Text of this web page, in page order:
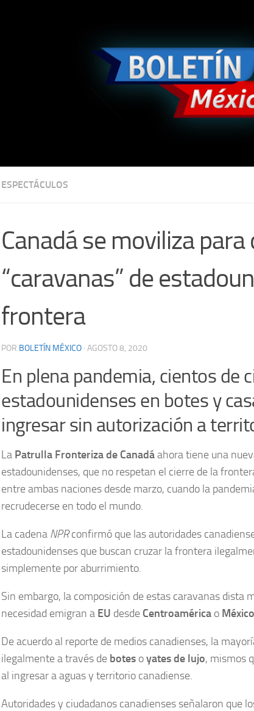
ESPECTÁCULOS
Canadá se moviliza
“caravanas” de
frontera
POR BOLETÍN MÉXICO · AGOSTO 8, 2020
En plena pandemia, cientos de
estadounidenses en botes y
ingresar sin autorización a
La Patrulla Fronteriza de Canadáahora tiene una
estadounidenses, que no respetan el cierre de la
entre ambas naciones desde marzo, cuando la
recrudecerse en todo el mundo.
La cadena NPRconfirmó que las autoridades
estadounidenses que buscan cruzar la frontera
simplemente por aburrimiento.
Sin embargo, la composición de estas caravanas dista
necesidad emigran a EU desde Centroamérica o México
De acuerdo al reporte de medios canadienses, la
ilegalmente a través de botes oyates de lujo, mismos
al ingresar a aguas y territorio canadiense.
Autoridades y ciudadanos canadienses señalaron que